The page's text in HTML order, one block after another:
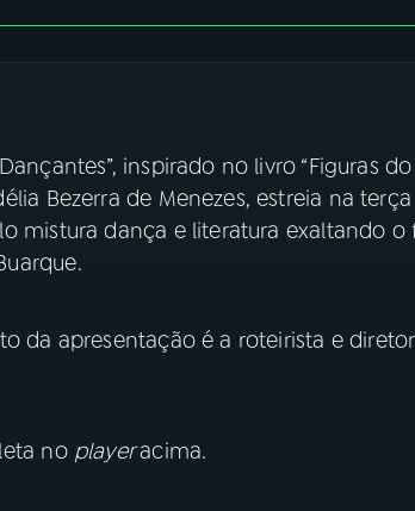
inspirado no livro “Figuras
Bezerra de Menezes, estreia na
mistura dança e literatura exaltando o
da apresentação é a roteirista e
no playeracima.